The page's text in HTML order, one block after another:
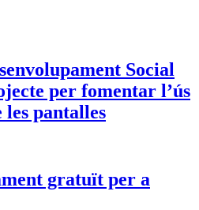
Social
per fomentar l’ús
les pantalles
gratuït per a